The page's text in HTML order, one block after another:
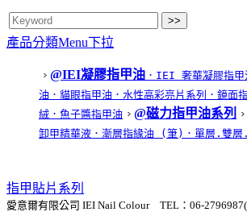
產品分類Menu下拉
@IEI凝膠指甲油 ．IEI 奢華凝膠指
油 ．貓眼指甲油 ．水性高彩亮片系列 ．鏡面
絨 ．魚子醬指甲油 @磁力指甲油系列
卸甲精華液 ．漸層指緣油 (筆) ．單層.雙
指甲貼片系列
愛意爾有限公司 IEI Nail Colour TEL：06-